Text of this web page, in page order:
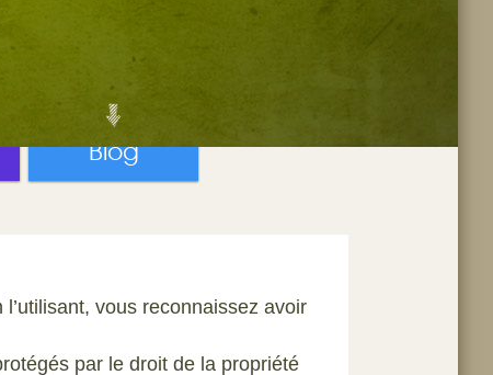
Blog
vous reconnaissez avoir
par le droit de la propriété